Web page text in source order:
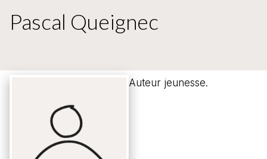
Pascal Queignec
Auteur jeunesse.